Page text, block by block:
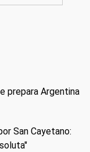
prepara Argentina
San Cayetano: